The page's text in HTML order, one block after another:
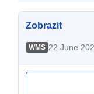
Zobrazit
WMS 22 June